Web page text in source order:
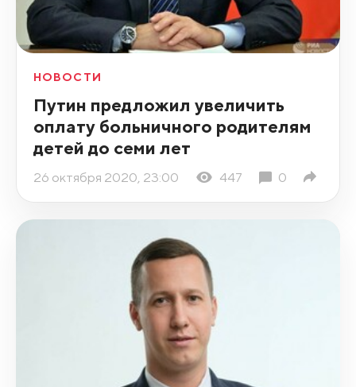
НОВОСТИ
Путин предложил увеличить
оплату больничного родителям
детей до семи лет
26 октября 2020, 23:00 447 0